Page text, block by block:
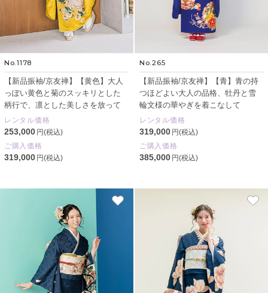
No.1178
【新品振袖/京友禅】【黄色】大人
っぽい黄色と菊のスッキリとした
柄行で、凛とした美しさを放って
レンタル価格
253,000 円(税込)
ご購入価格
319,000 円(税込)
No.265
【新品振袖/京友禅】【青】青の持
つほどよい大人の品格、牡丹と雪
輪文様の華やぎを着こなして
レンタル価格
319,000 円(税込)
ご購入価格
385,000 円(税込)